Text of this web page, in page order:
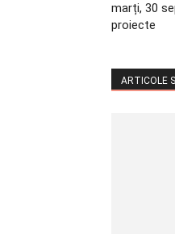
marți, 30
proiecte
ARTICOLE